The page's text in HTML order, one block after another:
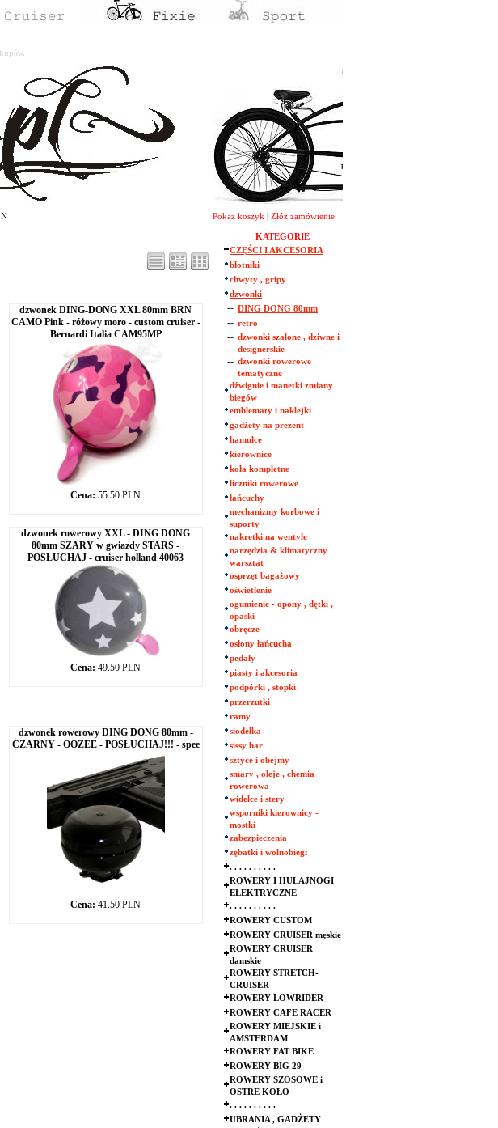
Pokaż koszyk Złóż zamówienie
dzwonek DING-DONG XXL 80mm BRN
CAMO Pink - różowy moro - custom cruiser -
Bernardi Italia CAM95MP
Cena: 55.50 PLN
dzwonek rowerowy XXL - DING DONG
80mm SZARY w gwiazdy STARS -
POSŁUCHAJ - cruiser holland 40063
Cena: 49.50 PLN
dzwonek rowerowy DING DONG 80mm -
CZARNY - OOZEE - POSŁUCHAJ!!! - spee
Cena: 41.50 PLN
KATEGORIE
CZĘŚCI I AKCESORIA
błotniki
chwyty , gripy
dzwonki
-- DING DONG 80mm
-- retro
-- dzwonki szalone , dziwne i
designerskie
-- dzwonki rowerowe
tematyczne
dźwignie i manetki zmiany
biegów
emblematy i naklejki
gadżety na prezent
hamulce
kierownice
koła kompletne
liczniki rowerowe
łańcuchy
mechanizmy korbowe i
suporty
nakretki na wentyle
narzędzia & klimatyczny
warsztat
osprzęt bagażowy
oświetlenie
ogumienie - opony , dętki ,
opaski
obręcze
osłony łańcucha
pedały
piasty i akcesoria
podpórki , stopki
przerzutki
ramy
siodełka
sissy bar
sztyce i obejmy
smary , oleje , chemia
rowerowa
widelce i stery
wsporniki kierownicy -
mostki
zabezpieczenia
zębatki i wolnobiegi
. . . . . . . . . .
ROWERY I HULAJNOGI
ELEKTRYCZNE
. . . . . . . . . .
ROWERY CUSTOM
ROWERY CRUISER męskie
ROWERY CRUISER
damskie
ROWERY STRETCH-
CRUISER
ROWERY LOWRIDER
ROWERY CAFE RACER
ROWERY MIEJSKIE i
AMSTERDAM
ROWERY FAT BIKE
ROWERY BIG 29
ROWERY SZOSOWE i
OSTRE KOŁO
. . . . . . . . . .
UBRANIA , GADŻETY